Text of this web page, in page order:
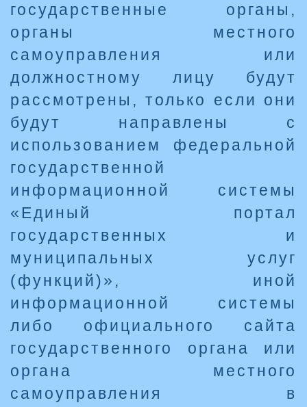
государственные органы,
органы местного
самоуправления или
должностному лицу будут
рассмотрены, только если они
будут направлены с
использованием федеральной
государственной
информационной системы
«Единый портал
государственных и
муниципальных услуг
(функций)», иной
информационной системы
либо официального сайта
государственного органа или
органа местного
самоуправления в